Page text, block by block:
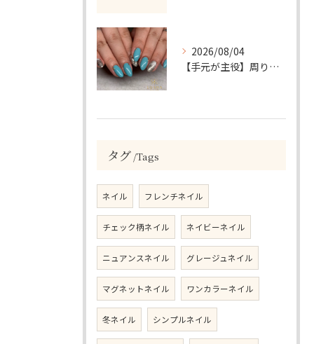
2026/08/04
【手元が主役】周りと差がつく！ターコイズ×シルバーラメのアクセントネイル
タグ Tags
ネイル フレンチネイル
チェック柄ネイル ネイビーネイル
ニュアンスネイル グレージュネイル
マグネットネイル ワンカラーネイル
冬ネイル シンプルネイル